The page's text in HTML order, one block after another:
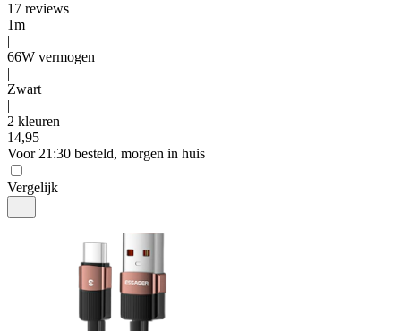
17 reviews
1m
|
66W vermogen
|
Zwart
|
2 kleuren
14,95
Voor 21:30 besteld, morgen in huis
Vergelijk